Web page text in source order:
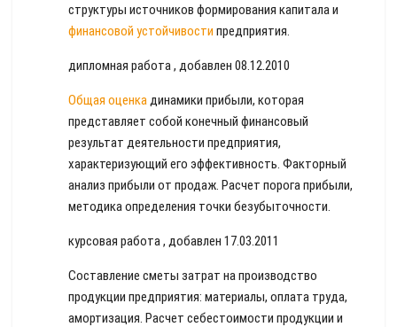
структуры источников формирования капитала и
финансовой устойчивости предприятия.
дипломная работа , добавлен 08.12.2010
Общая оценкадинамики прибыли, которая
представляет собой конечный финансовый
результат деятельности предприятия,
характеризующий его эффективность. Факторный
анализ прибыли от продаж. Расчет порога прибыли,
методика определения точки безубыточности.
курсовая работа , добавлен 17.03.2011
Составление сметы затрат на производство
продукции предприятия: материалы, оплата труда,
амортизация. Расчет себестоимости продукции и